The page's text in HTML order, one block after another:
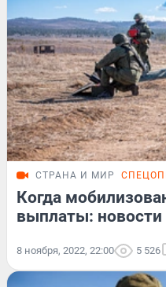
СТРАНА И МИР
Когда
выплаты:
8 ноября, 2022, 22:00 5 526